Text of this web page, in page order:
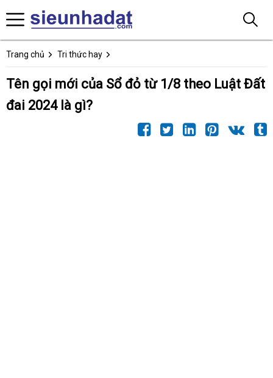
Trang chủ Tri thức hay
Tên gọi mới của Sổ đỏ từ 1/8 theo Luật Đất
đai 2024 là gì?